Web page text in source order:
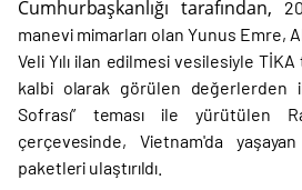
Cumhurbaşkanlığı tarafından,
manevi mimarları olan Yunus Emre,
Veli Yılı ilan edilmesi vesilesiyle
kalbi olarak görülen değerlerden
Sofrası” teması ile yürütülen
çerçevesinde, Vietnam'da
paketleri ulaştırıldı.